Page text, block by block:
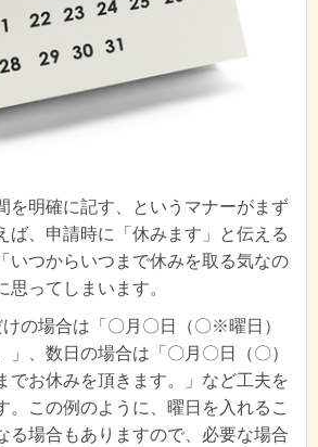
を明確に記す、というマナーがまず
ば、申請時に「休みます」と伝える
いつからいつまで休みを取る気なの
思ってしまいます。
の場合は「〇月〇日（〇※曜日）
」、数日の場合は「〇月〇日（〇）
でお休みを頂きます。」など工夫を
。この例のように、曜日を入れるこ
る場合もありますので、必要な場合